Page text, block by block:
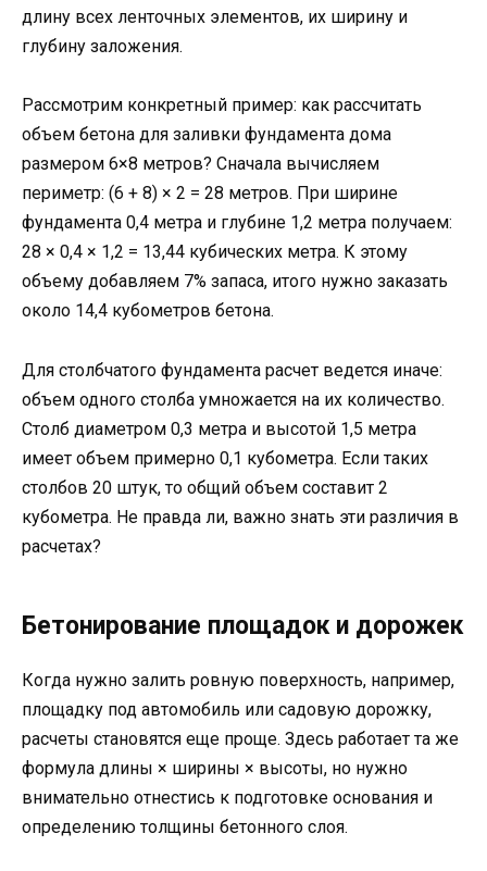
длину всех ленточных элементов, их ширину и
глубину заложения.
Рассмотрим конкретный пример: как рассчитать
объем бетона для заливки фундамента дома
размером 6×8 метров? Сначала вычисляем
периметр: (6 + 8) × 2 = 28 метров. При ширине
фундамента 0,4 метра и глубине 1,2 метра получаем:
28 × 0,4 × 1,2 = 13,44 кубических метра. К этому
объему добавляем 7% запаса, итого нужно заказать
около 14,4 кубометров бетона.
Для столбчатого фундамента расчет ведется иначе:
объем одного столба умножается на их количество.
Столб диаметром 0,3 метра и высотой 1,5 метра
имеет объем примерно 0,1 кубометра. Если таких
столбов 20 штук, то общий объем составит 2
кубометра. Не правда ли, важно знать эти различия в
расчетах?
Бетонирование площадок и дорожек
Когда нужно залить ровную поверхность, например,
площадку под автомобиль или садовую дорожку,
расчеты становятся еще проще. Здесь работает та же
формула длины × ширины × высоты, но нужно
внимательно отнестись к подготовке основания и
определению толщины бетонного слоя.